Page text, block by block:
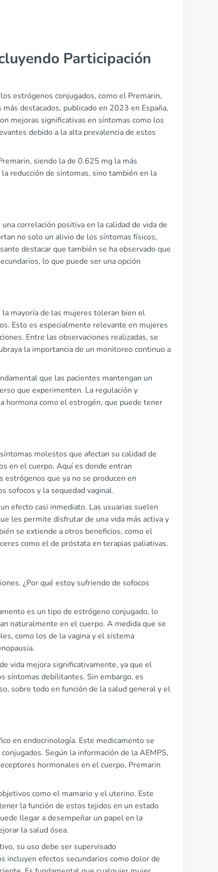
Participación
estrógenos conjugados, como el Premarin,
destacados, publicado en 2023 en España,
mejoras significativas en síntomas como los
debido a la alta prevalencia de estos
siendo la de 0.625 mg la más
reducción de síntomas, sino también en la
correlación positiva en la calidad de vida de
no solo un alivio de los síntomas físicos,
destacar que también se ha observado que
lo que puede ser una opción
mayoría de las mujeres toleran bien el
Esto es especialmente relevante en mujeres
Entre las observaciones realizadas, se
la importancia de un monitoreo continuo a
que las pacientes mantengan un
que experimenten. La regulación y
hormona como el estrogén, que puede tener
molestos que afectan su calidad de
en el cuerpo. Aquí es donde entran
estrógenos que ya no se producen en
sofocos y la sequedad vaginal.
efecto casi inmediato. Las usuarias suelen
les permite disfrutar de una vida más activa y
se extiende a otros beneficios, como el
como el de próstata en terapias paliativas.
¿Por qué estoy sufriendo de sofocos
es un tipo de estrógeno conjugado, lo
naturalmente en el cuerpo. A medida que se
como los de la vagina y el sistema
vida mejora significativamente, ya que el
síntomas debilitantes. Sin embargo, es
sobre todo en función de la salud general y el
en endocrinología. Este medicamento se
Según la información de la AEMPS,
hormonales en el cuerpo, Premarin
como el mamario y el uterino. Este
la función de estos tejidos en un estado
llegar a desempeñar un papel en la
la salud ósea.
su uso debe ser supervisado
incluyen efectos secundarios como dolor de